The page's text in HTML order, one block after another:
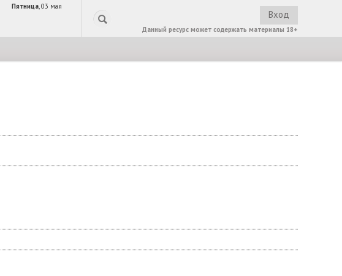
Пятница, 03 мая
Вход
Данный ресурс может содержать материалы 18+